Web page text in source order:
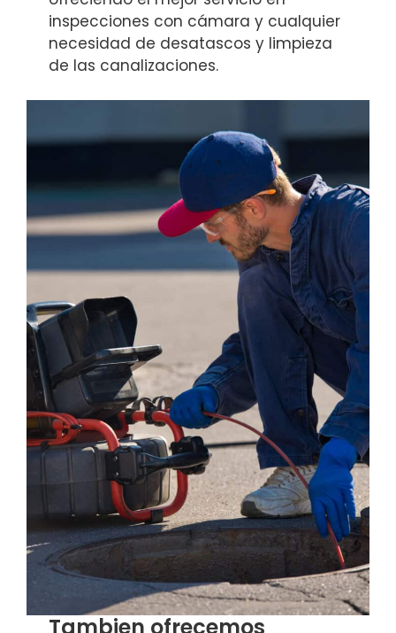
inspecciones con cámara y cualquier
necesidad de desatascos y limpieza
de las canalizaciones.